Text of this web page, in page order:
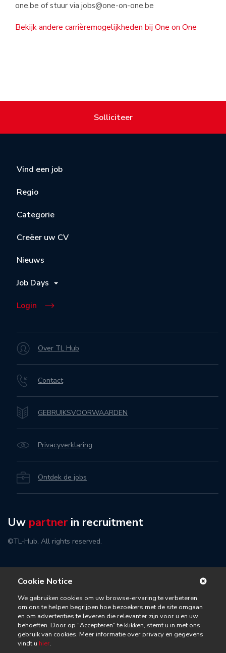
one.be of stuur via jobs@one-on-one.be
Bekijk andere carrièremogelijkheden bij One on One
Solliciteer
Vind een job
Regio
Categorie
Creëer uw CV
Nieuws
Job Days
Login
Over TL Hub
Contact
GEBRUIKSVOORWAARDEN
Privacyverklaring
Ontdek de jobs
Uw partner in recruitment
©TL-Hub. All rights reserved.
Cookie Notice
We gebruiken cookies om uw browse-ervaring te verbeteren,
om ons te helpen begrijpen hoe bezoekers met de site omgaan
en om advertenties te leveren die relevanter zijn voor u en uw
behoeften. Door op "Accepteren" te klikken, stemt u in met ons
gebruik van cookies. Meer informatie over privacy en gegevens
vindt u hier.